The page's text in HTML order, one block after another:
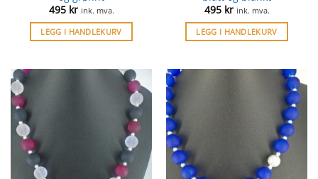
495 kr ink. mva.
LEGG I HANDLEKURV
495 kr ink. mva.
LEGG I HANDLEKURV